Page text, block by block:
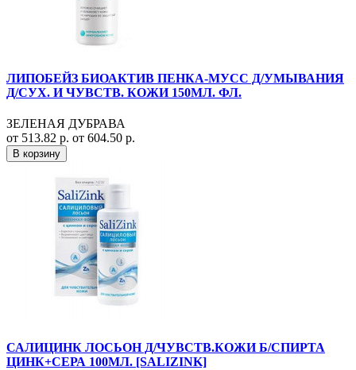
ЛИПОБЕЙЗ БИОАКТИВ ПЕНКА-МУСС Д/УМЫВАНИЯ
Д/СУХ. И ЧУВСТВ. КОЖИ 150МЛ. ФЛ.
ЗЕЛЕНАЯ ДУБРАВА
от 513.82 р. от 604.50 р.
В корзину
САЛИЦИНК ЛОСЬОН Д/ЧУВСТВ.КОЖИ Б/СПИРТА
ЦИНК+СЕРА 100МЛ. [SALIZINK]